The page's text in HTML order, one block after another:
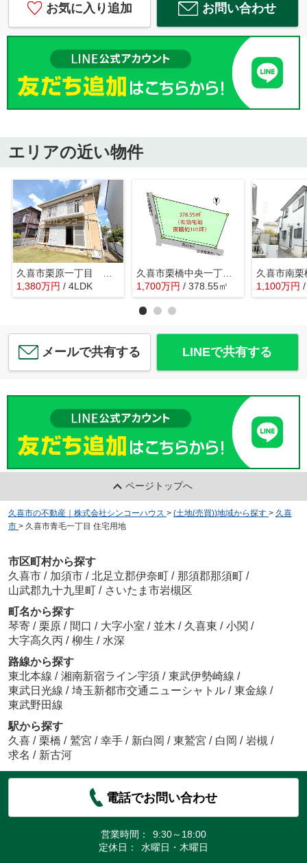
お気に入り追加 お問い合わせ
エリアの近い物件
1,380万円 / 4LDK
久喜市栗橋中央一丁目 土地
1,700万円 / 378.55㎡ 1,100万円
メールで共有する LINEで共有する
ページトップへ
久喜市の不動産｜株式会社シンコーハウス > (土地(売買))地域から探す > 久喜
市 > 久喜市青毛一丁目 住宅用地
市区町村から探す
久喜市 / 加須市 / 北足立郡伊奈町 / 那須郡那須町 /
山武郡九十九里町 / さいたま市岩槻区
町名から探す
琴寄 / 栗原 / 間口 / 大字小室 / 並木 / 久喜東 / 小関 /
大字高久丙 / 柳生 / 水深
路線から探す
東北本線 / 湘南新宿ライン宇須 / 東武伊勢崎線 /
東武日光線 / 埼玉新都市交通ニューシャトル / 東金線 /
東武野田線
駅から探す
久喜 / 栗橋 / 鷲宮 / 幸手 / 新白岡 / 東鷲宮 / 白岡 / 岩槻 /
求名 / 新古河
電話でお問い合わせ
営業時間：
9:30～18:00
定休日：
水曜日・木曜日